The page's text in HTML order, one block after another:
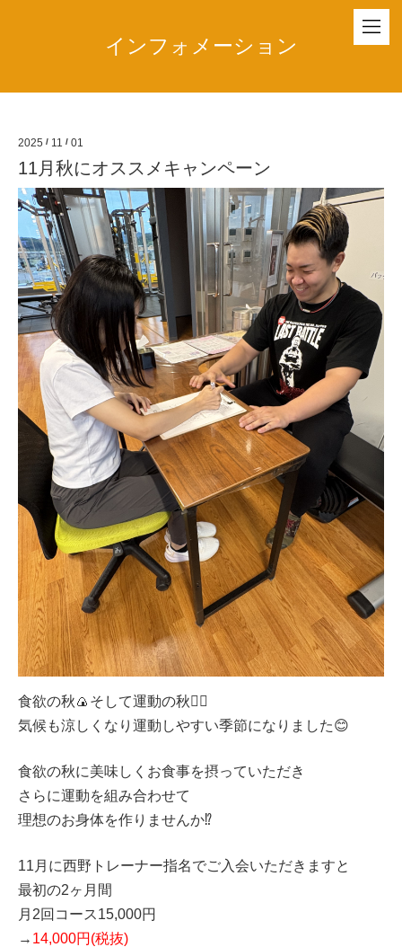
インフォメーション
2025 / 11 / 01
11月秋にオススメキャンペーン
食欲の秋🍙そして運動の秋🏃‍♂️
気候も涼しくなり運動しやすい季節になりました😊
食欲の秋に美味しくお食事を摂っていただき
さらに運動を組み合わせて
理想のお身体を作りませんか⁉️
11月に西野トレーナー指名でご入会いただきますと
最初の2ヶ月間
月2回コース15,000円
→ 14,000円(税抜)